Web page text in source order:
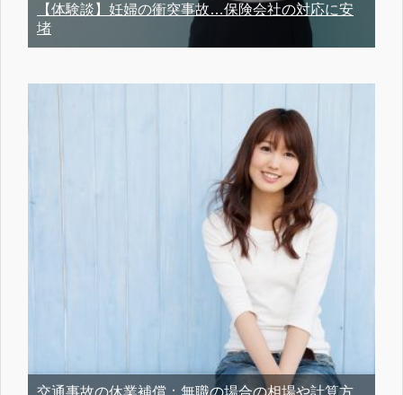
【体験談】妊婦の衝突事故…保険会社の対応に安
堵
交通事故の休業補償：無職の場合の相場や計算方